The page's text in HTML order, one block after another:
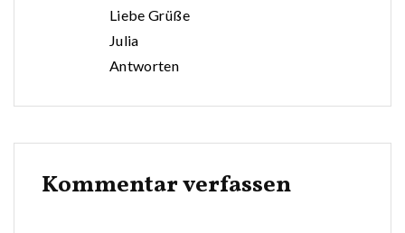
Liebe Grüße
Julia
Antworten
Kommentar verfassen